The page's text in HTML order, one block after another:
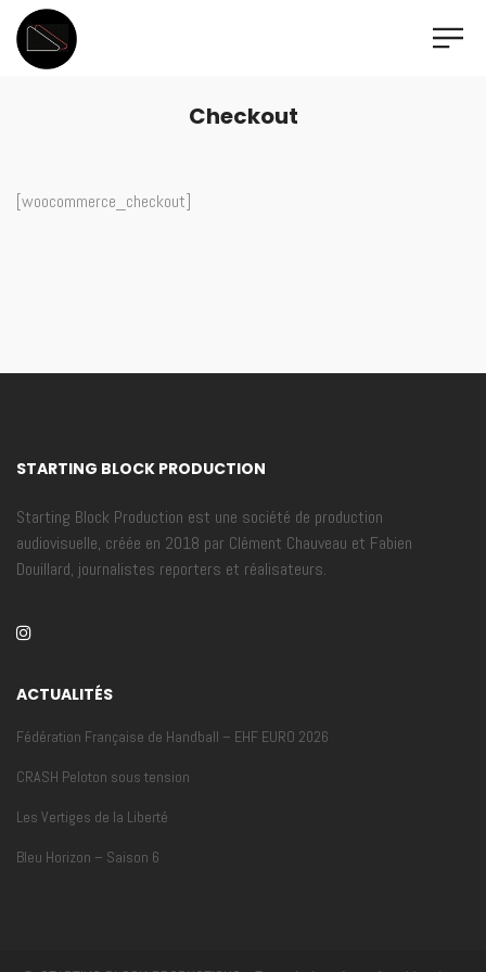
Checkout
[woocommerce_checkout]
STARTING BLOCK PRODUCTION
Starting Block Production est une société de production
audiovisuelle, créée en 2018 par Clément Chauveau et Fabien
Douillard, journalistes reporters et réalisateurs.
ACTUALITÉS
Fédération Française de Handball – EHF EURO 2026
CRASH Peloton sous tension
Les Vertiges de la Liberté
Bleu Horizon – Saison 6